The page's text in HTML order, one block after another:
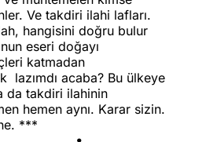
Ve takdiri ilahi lafları.
hangisini doğru bulur
eseri doğayı
katmadan
lazımdı acaba? Bu ülkeye
da takdiri ilahinin
hemen aynı. Karar sizin.
***